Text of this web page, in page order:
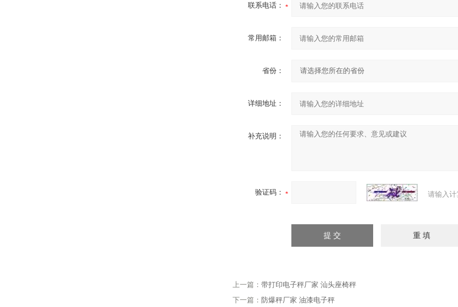
联系电话：
常用邮箱：
省份：
详细地址：
补充说明：
验证码： 请输入
上一篇： 带打印电子秤厂家 汕头座椅秤
下一篇： 防爆秤厂家 油漆电子秤